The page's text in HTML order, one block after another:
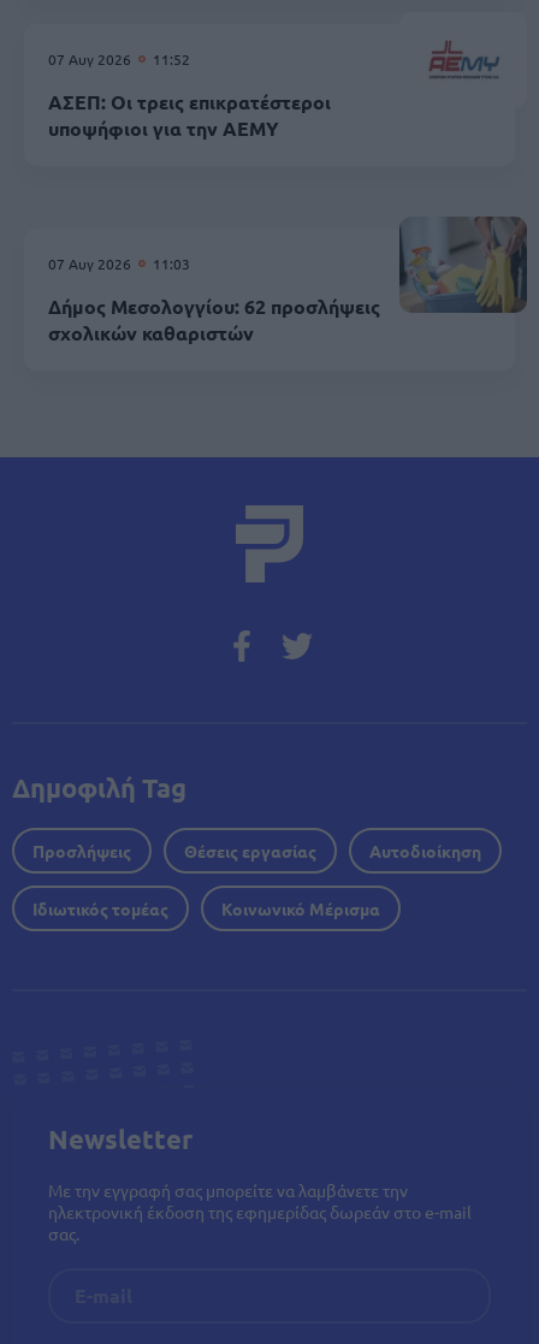
07 Αυγ 2026 11:52
ΑΣΕΠ: Οι τρεις επικρατέστεροι
υποψήφιοι για την ΑΕΜΥ
07 Αυγ 2026 11:03
Δήμος Μεσολογγίου: 62 προσλήψεις
σχολικών καθαριστών
Δημοφιλή Tag
Προσλήψεις Θέσεις εργασίας Αυτοδιοίκηση
Ιδιωτικός τομέας Κοινωνικό Μέρισμα
Newsletter
Με την εγγραφή σας μπορείτε να λαμβάνετε την
ηλεκτρονική έκδοση της εφημερίδας δωρεάν στο e-mail
σας.